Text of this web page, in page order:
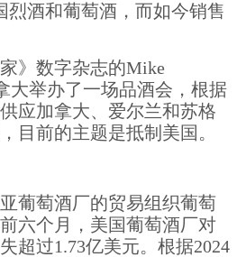
烈酒和葡萄酒，而如今销售
》数字杂志的Mike
大举办了一场品酒会，根据
应加拿大、爱尔兰和苏格
目前的主题是抵制美国。
葡萄酒厂的贸易组织葡萄
六个月，美国葡萄酒厂对
超过1.73亿美元。根据2024